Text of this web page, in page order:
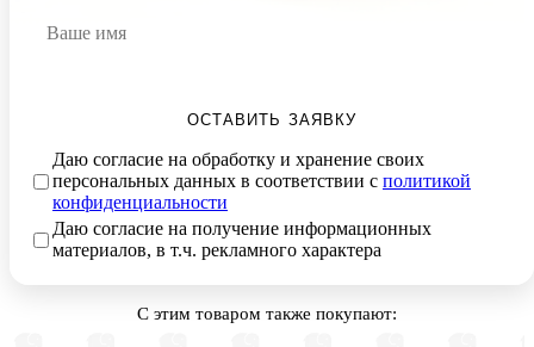
ОСТАВИТЬ ЗАЯВКУ
Даю согласие на обработку и хранение своих
персональных данных в соответствии с политикой
конфиденциальности
Даю согласие на получение информационных
материалов, в т.ч. рекламного характера
С этим товаром также покупают: